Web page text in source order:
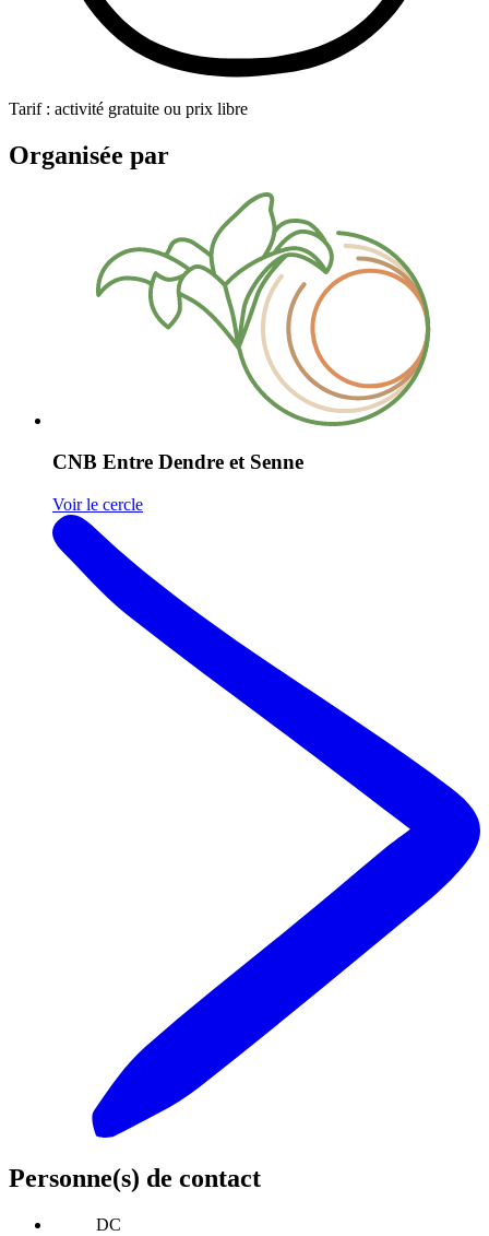
Tarif : activité gratuite ou prix libre
Organisée par
CNB Entre Dendre et Senne
Voir le cercle
Personne(s) de contact
DC